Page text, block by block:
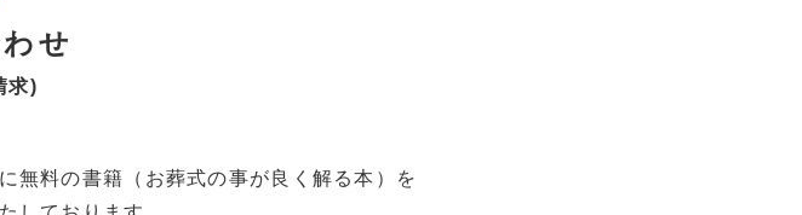
せ
求)
無料の書籍（お葬式の事が良く解る本）を